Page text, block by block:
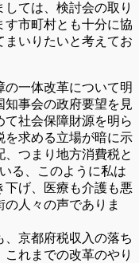
ては、検討会の取り
す市町村とも十分に協
いりたいと考えてお
一体改革について明
事会の政府要望を見
社会保障財源を明ら
を求める立場が暗に示
つまり地方消費税と
る、このように私は
下げ、医療も介護も悪
人々の声でありま
京都府税収入の落ち
れまでの改革のやり